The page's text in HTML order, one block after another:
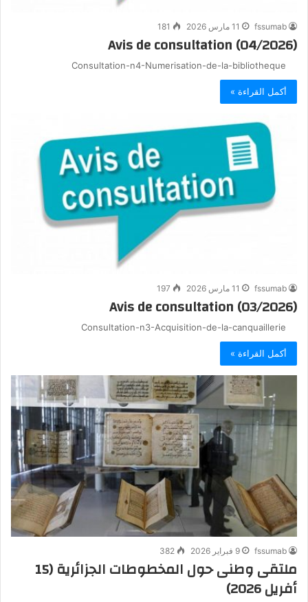
fssumab 11 مارس 2026 181
Avis de consultation (04/2026)
أكمل القراءة »
fssumab 11 مارس 2026 197
Avis de consultation (03/2026)
أكمل القراءة »
fssumab 9 فبراير 2026 382
ملتقى وطنى حول المخطوطات الجزائرية (15
أفريل 2026)